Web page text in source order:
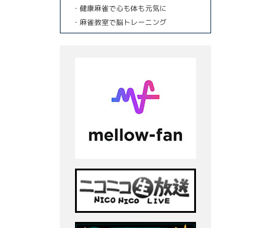
・健康麻雀で心も体も元気に
・麻雀教室で脳トレーニング